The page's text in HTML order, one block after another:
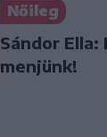
Nőileg
Sándor Ella:
menjünk!